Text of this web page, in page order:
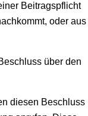
Beitragspflicht
oder aus
über den
diesen Beschluss